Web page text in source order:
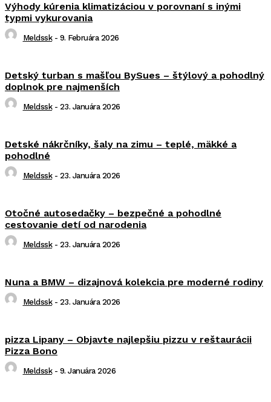
Výhody kúrenia klimatizáciou v porovnaní s inými
typmi vykurovania
Meldssk - 9. Februára 2026
Detský turban s mašľou BySues – štýlový a pohodlný
doplnok pre najmenších
Meldssk - 23. Januára 2026
Detské nákrčníky, šaly na zimu – teplé, mäkké a
pohodlné
Meldssk - 23. Januára 2026
Otočné autosedačky – bezpečné a pohodlné
cestovanie detí od narodenia
Meldssk - 23. Januára 2026
Nuna a BMW – dizajnová kolekcia pre moderné rodiny
Meldssk - 23. Januára 2026
pizza Lipany – Objavte najlepšiu pizzu v reštaurácii
Pizza Bono
Meldssk - 9. Januára 2026